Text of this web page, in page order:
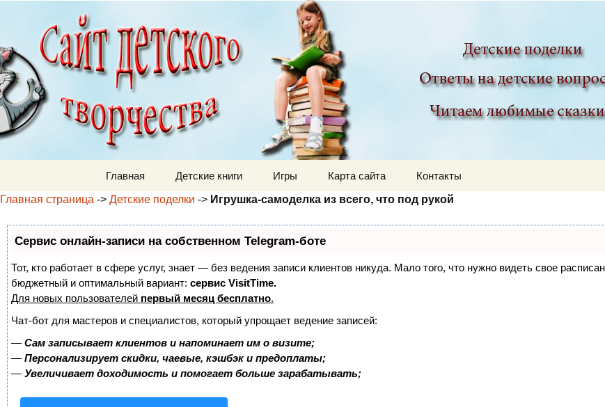
Детский мир
Главная Детские книги Игры Карта сайта Контакты
Главная страница -> Детские поделки -> Игрушка-самоделка из всего, что под рукой
Сервис онлайн-записи на собственном Telegram-боте
Тот, кто работает в сфере услуг, знает — без ведения записи клиентов никуда. Мало того, что нужно видеть свое
бюджетный и оптимальный вариант: сервис VisitTime.
Для новых пользователей первый месяц бесплатно.
Чат-бот для мастеров и специалистов, который упрощает ведение записей:
— Сам записывает клиентов и напоминает им о визите;
— Персонализирует скидки, чаевые, кэшбэк и предоплаты;
— Увеличивает доходимость и помогает больше зарабатывать;